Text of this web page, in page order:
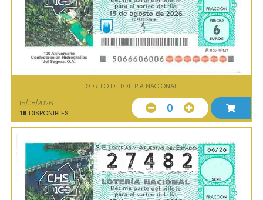
SORTEO DE LOTERIA NACIONAL
15/08/2026
18 DISPONIBLES 0